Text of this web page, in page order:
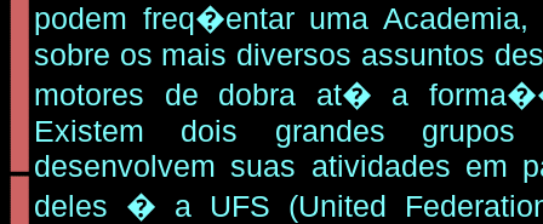
podem freq�entar uma
sobre os mais diversos assuntos
motores de dobra at� a
Existem dois grandes grupos
desenvolvem suas atividades em
deles � a UFS (United